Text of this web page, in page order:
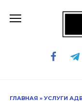
ГЛАВНАЯ » УСЛУГИ